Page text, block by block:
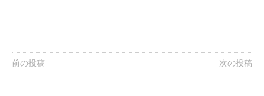
前の投稿 次の投稿